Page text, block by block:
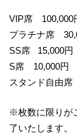
VIP席 100,000
プラチナ席
SS席 15,000円
S席 10,000円
スタンド自由
※枚数に限りが
了いたします。